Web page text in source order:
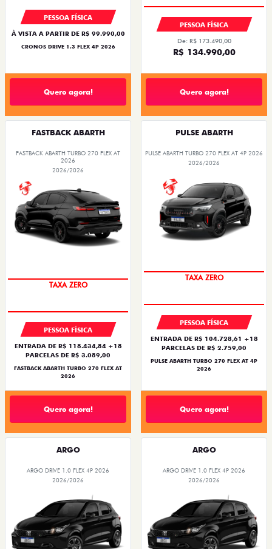
PESSOA FÍSICA
À VISTA A PARTIR DE R$ 99.990,00
CRONOS DRIVE 1.3 FLEX 4P 2026
Quero agora!
PESSOA FÍSICA
De: R$ 173.490,00
R$ 134.990,00
Quero agora!
FASTBACK ABARTH
FASTBACK ABARTH TURBO 270 FLEX AT
2026
2026/2026
TAXA ZERO
PESSOA FÍSICA
ENTRADA DE R$ 118.434,84 +18
PARCELAS DE R$ 3.089,00
FASTBACK ABARTH TURBO 270 FLEX AT
2026
Quero agora!
PULSE ABARTH
PULSE ABARTH TURBO 270 FLEX AT 4P 2026
2026/2026
TAXA ZERO
PESSOA FÍSICA
ENTRADA DE R$ 104.728,61 +18
PARCELAS DE R$ 2.759,00
PULSE ABARTH TURBO 270 FLEX AT 4P
2026
Quero agora!
ARGO
ARGO DRIVE 1.0 FLEX 4P 2026
2026/2026
ARGO
ARGO DRIVE 1.0 FLEX 4P 2026
2026/2026